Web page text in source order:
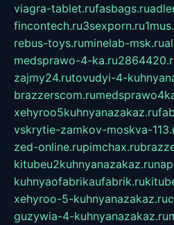
viagra-tablet.rufasbags.ru
fincontech.ru3sexporn.ru
rebus-toys.ruminelab-msk.ru
medsprawo-4-ka.ru
zajmy24.rutovudyi-4-
brazzerscom.ru
xehyroo5kuhnyanazakaz.ru
vskrytie-zamkov-moskva-
zed-online.rupimchax.ru
kitubeu2kuhnyanazakaz.ru
kuhnyaofabrikaufabrik.ru
xehyroo-5-kuhnyanazakaz.ru
guzywia-4-kuhnyanazakaz.ru